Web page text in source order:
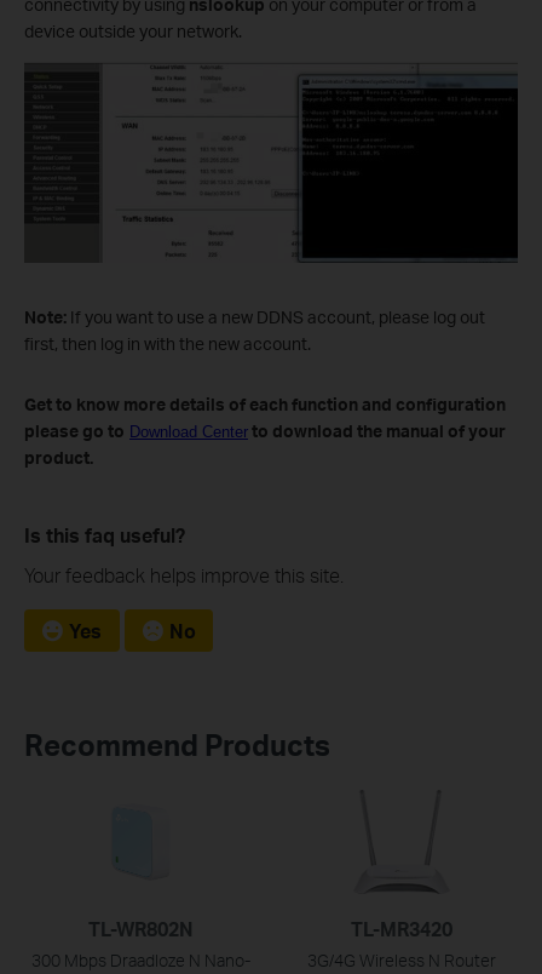
device outside your network.
Note: If you want to use a new DDNS account, please log out
first, then log in with the new account.
Get to know more details of each function and configuration
please go to Download Center to download the manual of your
product.
Is this faq useful?
Your feedback helps improve this site.
Yes No
Recommend Products
TL-WR802N
300 Mbps Draadloze N Nano-
TL-MR3420
3G/4G Wireless N Router